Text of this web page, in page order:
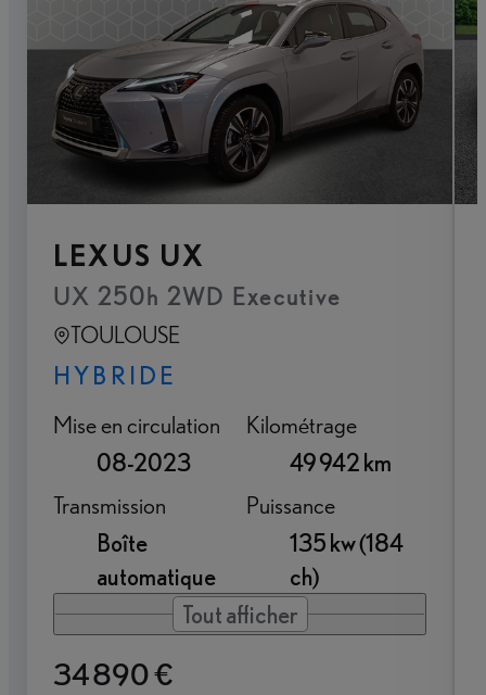
LEXUS UX
UX 250h 2WD Executive
TOULOUSE
HYBRIDE
Mise en circulation
08-2023
Kilométrage
49 942 km
Transmission
Boîte
automatique
Puissance
135 kw (184
ch)
Tout afficher
34 890 €